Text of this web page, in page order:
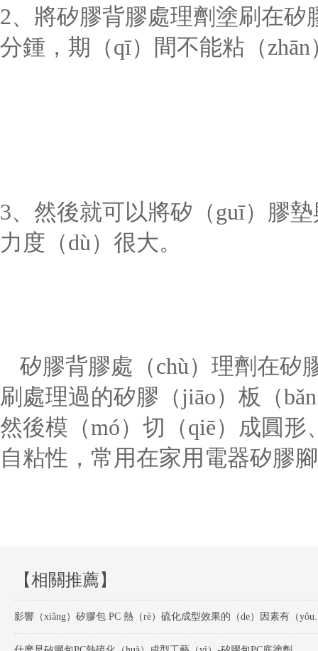
2、將矽膠背膠處理劑塗刷在矽
分鍾，期（qī）間不能粘（
3、然後就可以將矽（guī）膠
力度（dù）很大。
矽膠背膠處（chù）理劑在矽
刷處理過的矽膠（jiāo）板（
然後模（mó）切（qiē）成圓
自粘性，常用在家用電器矽膠
【相關推薦】
影響（xiǎng）矽